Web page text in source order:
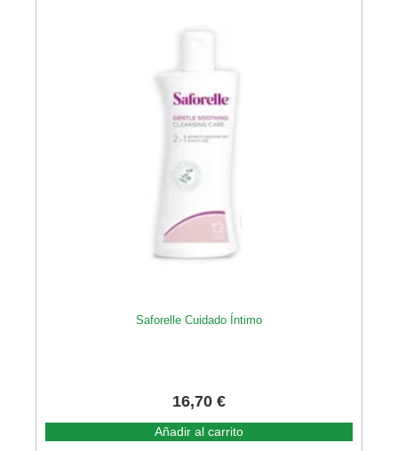
Saforelle Cuidado Íntimo
16,70 €
Añadir al carrito